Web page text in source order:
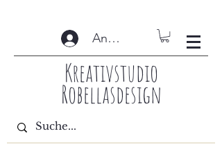
Anmelden
Kreativstudio
Robellasdesign